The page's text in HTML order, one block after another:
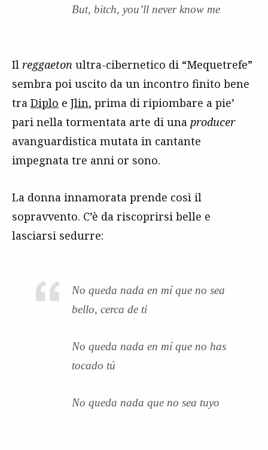
But, bitch, you’ll never know me
Il reggaeton ultra-cibernetico di “Mequetrefe”
sembra poi uscito da un incontro finito bene
tra Diplo e Jlin, prima di ripiombare a pie’
pari nella tormentata arte di una producer
avanguardistica mutata in cantante
impegnata tre anni or sono.
La donna innamorata prende così il
sopravvento. C’è da riscoprirsi belle e
lasciarsi sedurre:
No queda nada en mí que no sea
bello, cerca de ti
No queda nada en mí que no has
tocado tú
No queda nada que no sea tuyo